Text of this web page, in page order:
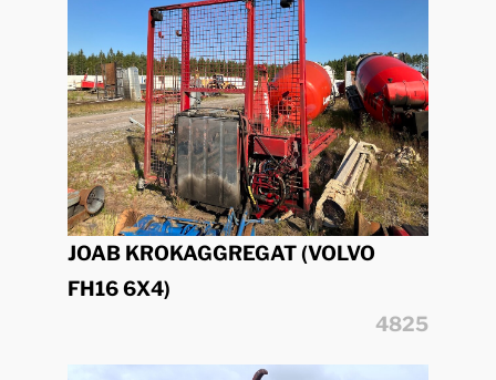
JOAB KROKAGGREGAT (VOLVO
FH16 6X4)
4825